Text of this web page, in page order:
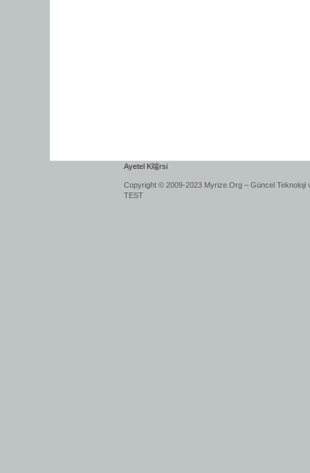
Ayetel K端rsi
Copyright © 2009-2023 Myrize.Org – Güncel Teknoloji
TEST